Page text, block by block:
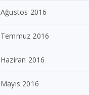
Ağustos 2016
Temmuz 2016
Haziran 2016
Mayıs 2016